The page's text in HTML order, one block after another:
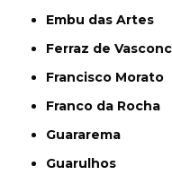
Embu das Artes
Ferraz de
Francisco Morato
Franco da Rocha
Guararema
Guarulhos